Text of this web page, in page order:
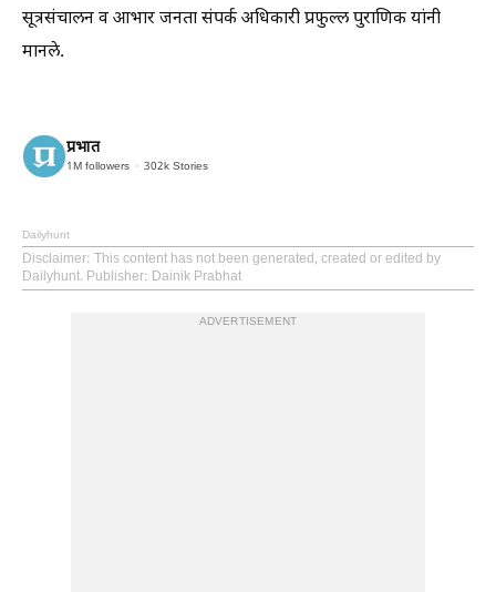
सूत्रसंचालन व आभार जनता संपर्क अधिकारी प्रफुल्ल पुराणिक यांनी
मानले.
प्रभात
1M followers 302k Stories
Dailyhunt
Disclaimer: This content has not been generated, created or edited by
Dailyhunt. Publisher: Dainik Prabhat
ADVERTISEMENT